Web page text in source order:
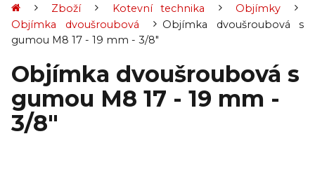
Zboží Kotevní technika
Objímky
Objímka dvoušroubová
Objímka dvoušroubová s
gumou M8 17 - 19 mm - 3/8"
Objímka dvoušroubová s
gumou M8 17 - 19 mm -
3/8"